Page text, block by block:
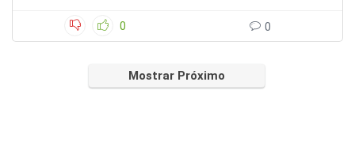
0 0
Mostrar Próximo